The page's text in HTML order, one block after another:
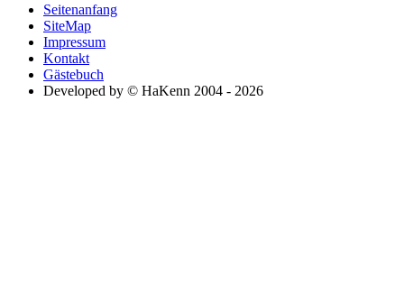
Seitenanfang
SiteMap
Impressum
Kontakt
Gästebuch
Developed by © HaKenn 2004 - 2026